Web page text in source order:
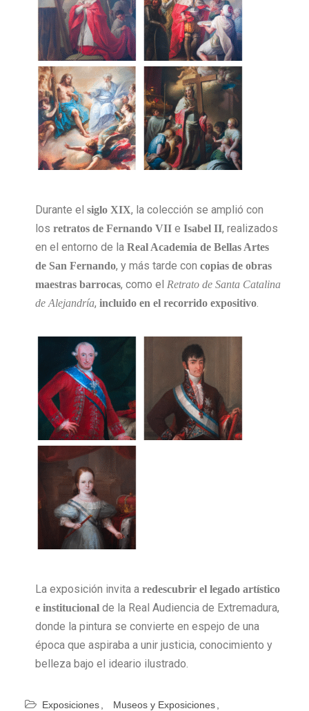
Durante el siglo XIX, la colección se amplió con
los retratos de Fernando VII e Isabel II, realizados
en el entorno de la Real Academia de Bellas Artes
de San Fernando, y más tarde con copias de obras
maestras barrocas, como el Retrato de Santa Catalina
de Alejandría, incluido en el recorrido expositivo
La exposición invita a redescubrir el legado artístico
e institucional de la Real Audiencia de Extremadura,
donde la pintura se convierte en espejo de una
época que aspiraba a unir justicia, conocimiento y
belleza bajo el ideario ilustrado.
Exposiciones Museos y Exposiciones